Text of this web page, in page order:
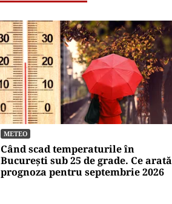
METEO
Când scad temperaturile în
București sub 25 de grade. Ce arată
prognoza pentru septembrie 2026